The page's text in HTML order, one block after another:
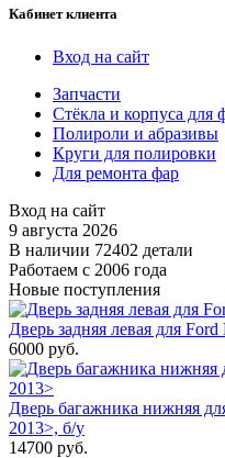
Кабинет клиента
Вход на сайт
Запчасти
Стёкла и корпуса для
Полироли и абразивы
Круги для полировки
Для ремонта фар
Вход на сайт
9 августа 2026
В наличии 72402 детали
Работаем с 2006 года
Новые поступления
Дверь задняя левая для
6000 руб.
Дверь багажника нижняя
2013>, б/у
14700 руб.